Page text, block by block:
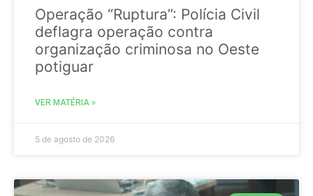
Operação “Ruptura”: Polícia Civil
deflagra operação contra
organização criminosa no Oeste
potiguar
VER MATÉRIA »
5 de agosto de 2026